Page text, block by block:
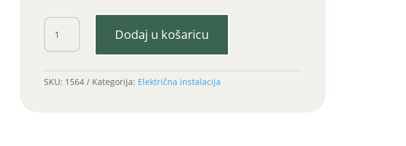
Bendiks
(zupčanik)
anlasera
tip
Dodaj u košaricu
SKU: 1564 Kategorija: Električna instalacija